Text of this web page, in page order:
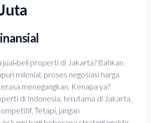
jual‑beli properti di Jakarta? Bahkan
milenial, proses negosiasi harga
menegangkan. Kenapa ya?
di Indonesia, terutama di Jakarta,
Tetapi, jangan